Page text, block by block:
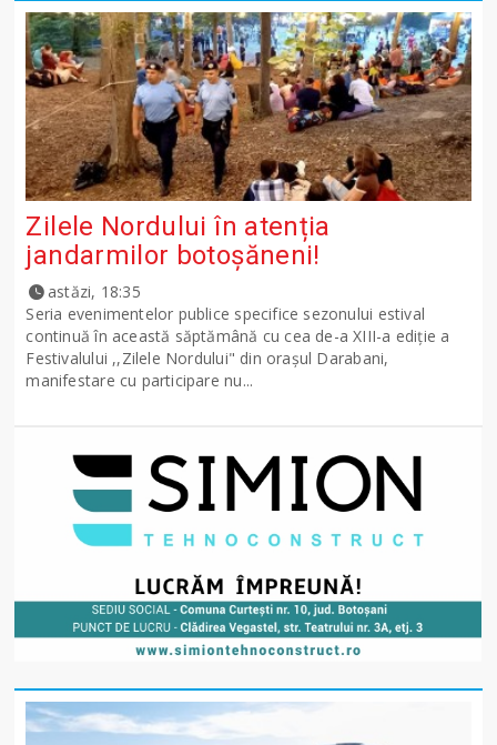
Zilele Nordului în atenția
jandarmilor botoșăneni!
astăzi, 18:35
Seria evenimentelor publice specifice sezonului estival
continuă în această săptămână cu cea de-a XIII-a ediție a
Festivalului ,,Zilele Nordului" din orașul Darabani,
manifestare cu participare nu...